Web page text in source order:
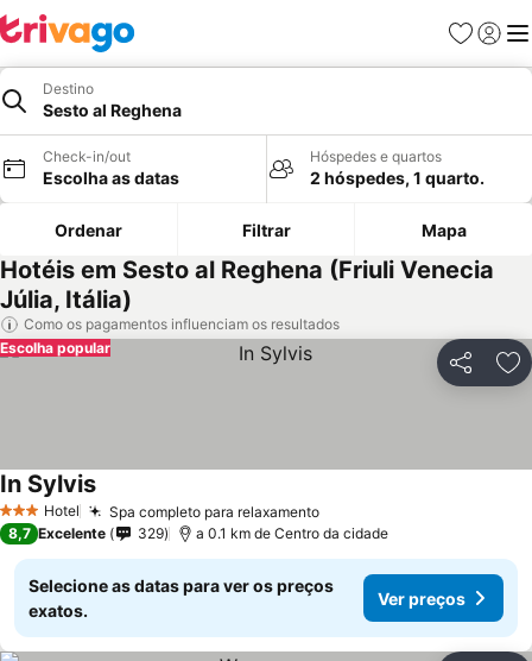
Favoritos
Iniciar
Destino
Sesto al Reghena
Check-in/out
Escolha as datas
Hóspedes e quartos
2 hóspedes, 1 quarto.
Ordenar Filtrar Mapa
Hotéis em Sesto al Reghena (Friuli Venecia
Júlia, Itália)
Como os pagamentos influenciam os resultados
Partilhar
Escolha popular
3 EstrelasHotel Spa completo para relaxamento
In Sylvis
8,7 Excelente 329 a 0.1 km de Centro da cidade
Selecione as datas para ver os preços
exatos.
Ver preços